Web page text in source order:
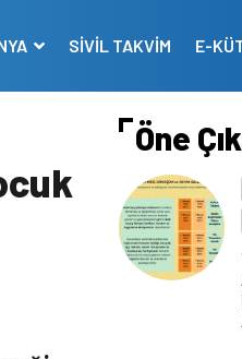
SİVİL TAKVİM E-
Öne